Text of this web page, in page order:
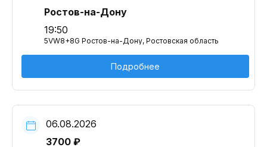
Ростов-на-Дону
19:50
5VW8+8G Ростов-на-Дону, Ростовская область
Подробнее
06.08.2026
3700 ₽